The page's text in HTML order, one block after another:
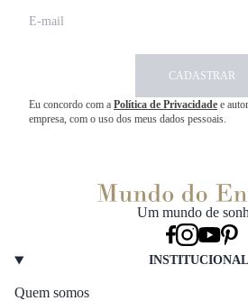
CADASTRAR
Eu concordo com a Política de Privacidade e
empresa, com o uso dos meus dados pessoais.
Um mundo de
INSTITUCIONAL
Quem somos